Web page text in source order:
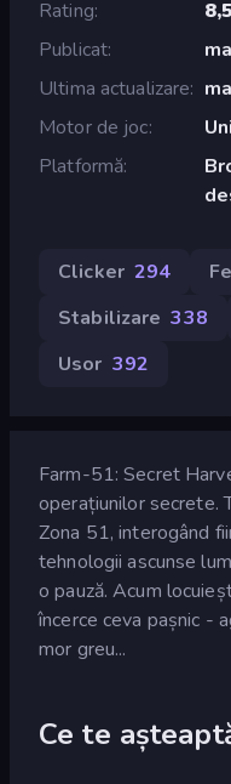
Rating
8,5
Publicat
Ultima actualizare
Motor de joc
Platformă
Clicker 294
Stabilizare 338
Usor 392
Farm-51: Secret
operațiunilor secrete.
Zona 51, interogând
tehnologii ascunse
o pauză. Acum
încerce ceva pașnic -
mor greu...
Ce te